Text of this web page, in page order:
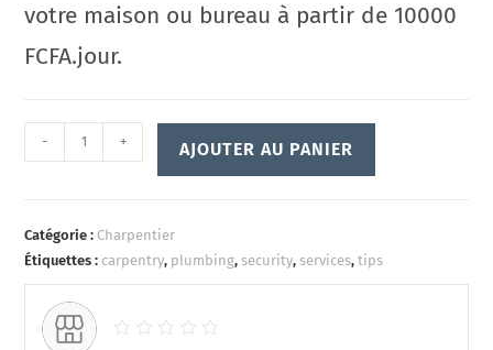
votre maison ou bureau à partir de 10000
FCFA.jour.
- + AJOUTER AU PANIER
Catégorie : Charpentier
Étiquettes : carpentry, plumbing,security,services,tips